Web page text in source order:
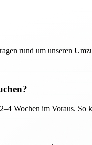
rund um unseren
Wochen im Voraus. So